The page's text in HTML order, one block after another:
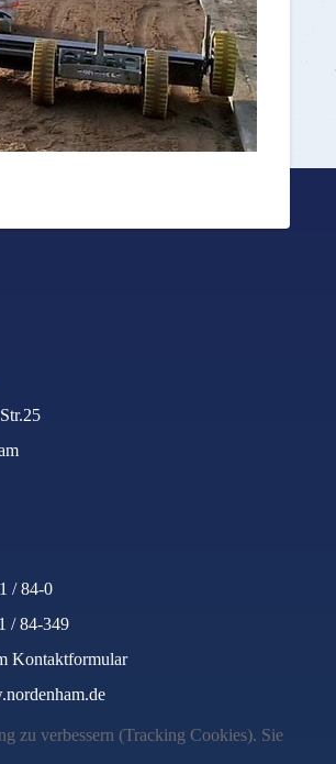
/ 84-0
/ 84-349
Kontaktformular
zu verbessern (Tracking Cookies). Sie